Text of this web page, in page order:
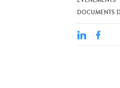
DOCUMENTS